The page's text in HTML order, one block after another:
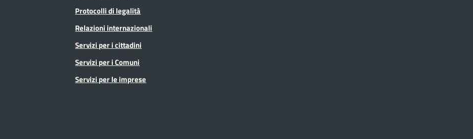
Protocolli di legalità
Relazioni internazionali
Servizi per i cittadini
Servizi per i Comuni
Servizi per le imprese